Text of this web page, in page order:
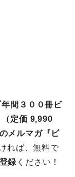
年間３００冊ビ
定価 9,990
メルマガ『ビ
れば、無料で
録 ください！